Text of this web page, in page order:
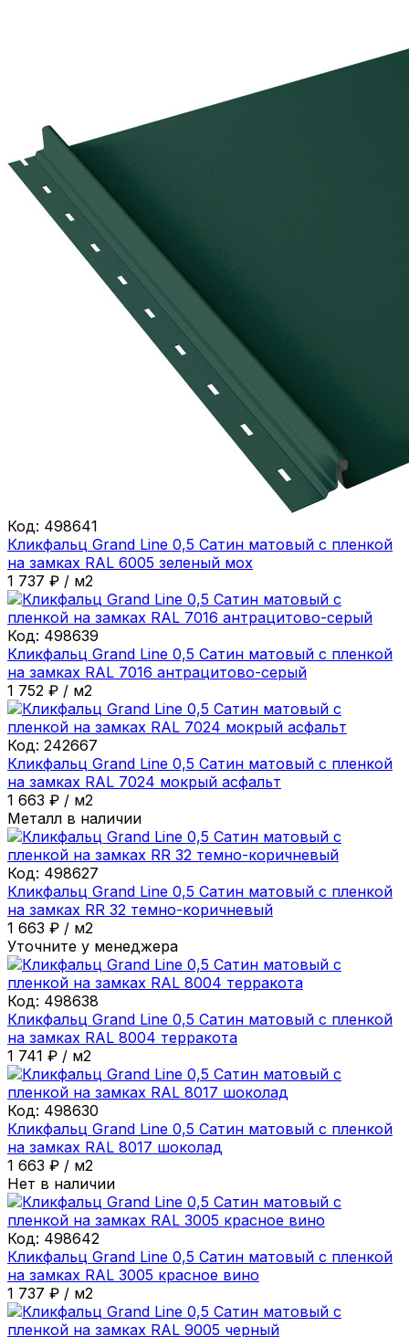
Код: 498641
Кликфальц Grand Line 0,5 Сатин матовый с пленкой
на замках RAL 6005 зеленый мох
1 737 ₽ / м2
Код: 498639
Кликфальц Grand Line 0,5 Сатин матовый с пленкой
на замках RAL 7016 антрацитово-серый
1 752 ₽ / м2
Код: 242667
Кликфальц Grand Line 0,5 Сатин матовый с пленкой
на замках RAL 7024 мокрый асфальт
1 663 ₽ / м2
Металл в наличии
Код: 498627
Кликфальц Grand Line 0,5 Сатин матовый с пленкой
на замках RR 32 темно-коричневый
1 663 ₽ / м2
Уточните у менеджера
Код: 498638
Кликфальц Grand Line 0,5 Сатин матовый с пленкой
на замках RAL 8004 терракота
1 741 ₽ / м2
Код: 498630
Кликфальц Grand Line 0,5 Сатин матовый с пленкой
на замках RAL 8017 шоколад
1 663 ₽ / м2
Нет в наличии
Код: 498642
Кликфальц Grand Line 0,5 Сатин матовый с пленкой
на замках RAL 3005 красное вино
1 737 ₽ / м2